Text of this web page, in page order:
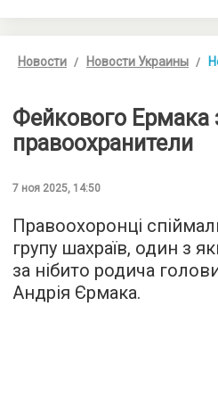
Новости Новости Украины
Фейкового Ермака
правоохранители
7 ноя 2025, 14:50
Правоохоронці
групу шахраїв, один з
за нібито родича
Андрія Єрмака.